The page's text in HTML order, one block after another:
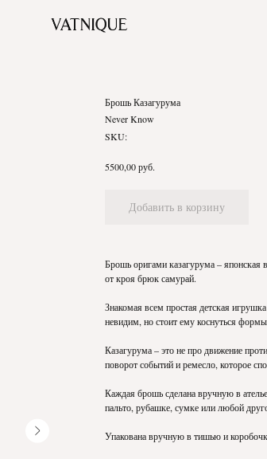
Брошь Казагурума
Never Know
SKU:
5500,00руб.
Добавить в корзину
Брошь оригами казагурума – японская
от кроя брюк самурай.
Знакомая всем простая детская
невидим, но стоит ему коснуться
Казагурума – это не про движение
поворот событий и ремесло, которое
Каждая брошь сделана вручную в
пальто, рубашке, сумке или любой
Упакована вручную в тишью и